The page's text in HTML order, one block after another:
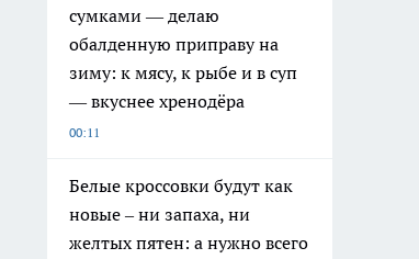
сумками — делаю
обалденную приправу на
зиму: к мясу, к рыбе и в суп
— вкуснее хренодёра
00:11
Белые кроссовки будут как
новые – ни запаха, ни
желтых пятен: а нужно всего